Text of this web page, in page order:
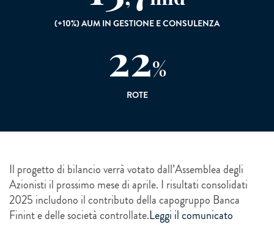
(+10%) AUM IN GESTIONE E CONSULENZA
22%
ROTE
Il progetto di bilancio verrà votato dall’Assemblea degli
Azionisti il prossimo mese di aprile. I risultati consolidati
2025 includono il contributo della capogruppo Banca
Finint e delle società controllate.Leggi il comunicato